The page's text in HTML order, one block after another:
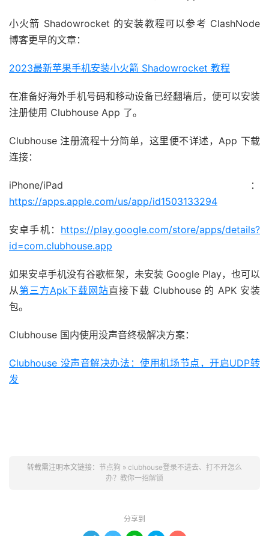
小火箭 Shadowrocket 的安装教程可以参考 ClashNode
博客更早的文章：
2023最新苹果手机安装小火箭 Shadowrocket 教程
在准备好海外手机号码和移动设备已经翻墙后，便可以安装
注册使用 Clubhouse App 了。
Clubhouse 注册流程十分简单，这里便不详述，App 下载
连接：
iPhone/iPad ：
https://apps.apple.com/us/app/id1503133294
安卓手机： https://play.google.com/store/apps/details?
id=com.clubhouse.app
如果安卓手机没有谷歌框架，未安装 Google Play，也可以
从 第三方Apk下载网站直接下载 Clubhouse 的 APK 安装
包。
Clubhouse 国内使用没声音终极解决方案：
Clubhouse 没声音解决办法：使用机场节点，开启UDP转
发
转载需注明本文链接： 节点狗 » clubhouse登录不进去、打不开怎么
办？教你一招解锁
分享到